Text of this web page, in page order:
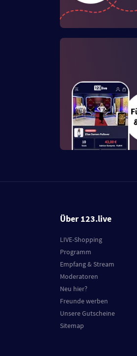
Über 123.live
LIVE-Shopping
Programm
Empfang & Stream
Moderatoren
Neu hier?
Freunde werben
Unsere Gutscheine
Sitemap